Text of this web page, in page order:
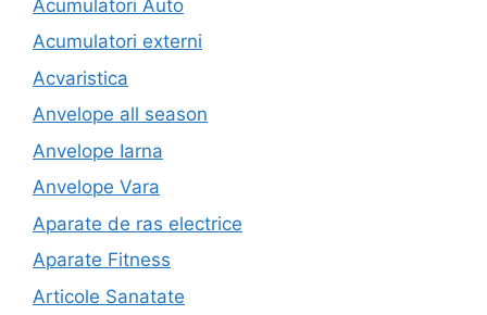
Acumulatori Auto
Acumulatori externi
Acvaristica
Anvelope all season
Anvelope Iarna
Anvelope Vara
Aparate de ras electrice
Aparate Fitness
Articole Sanatate